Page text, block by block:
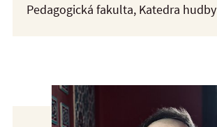
Pedagogická fakulta, Katedra hudby